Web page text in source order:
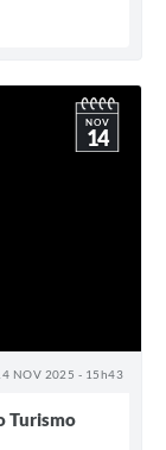
NOV 2025 - 15h43
NOV
14
Turismo